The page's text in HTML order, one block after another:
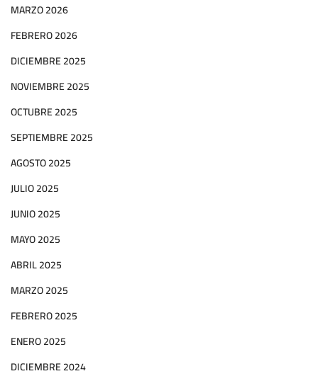
MARZO 2026
FEBRERO 2026
DICIEMBRE 2025
NOVIEMBRE 2025
OCTUBRE 2025
SEPTIEMBRE 2025
AGOSTO 2025
JULIO 2025
JUNIO 2025
MAYO 2025
ABRIL 2025
MARZO 2025
FEBRERO 2025
ENERO 2025
DICIEMBRE 2024